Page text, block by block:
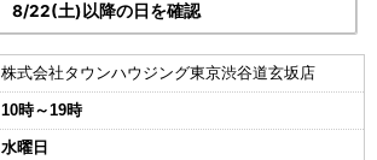
8/22(土)以降の日を確認
株式会社タウンハウジング東京渋谷道玄坂店
10時～19時
水曜日